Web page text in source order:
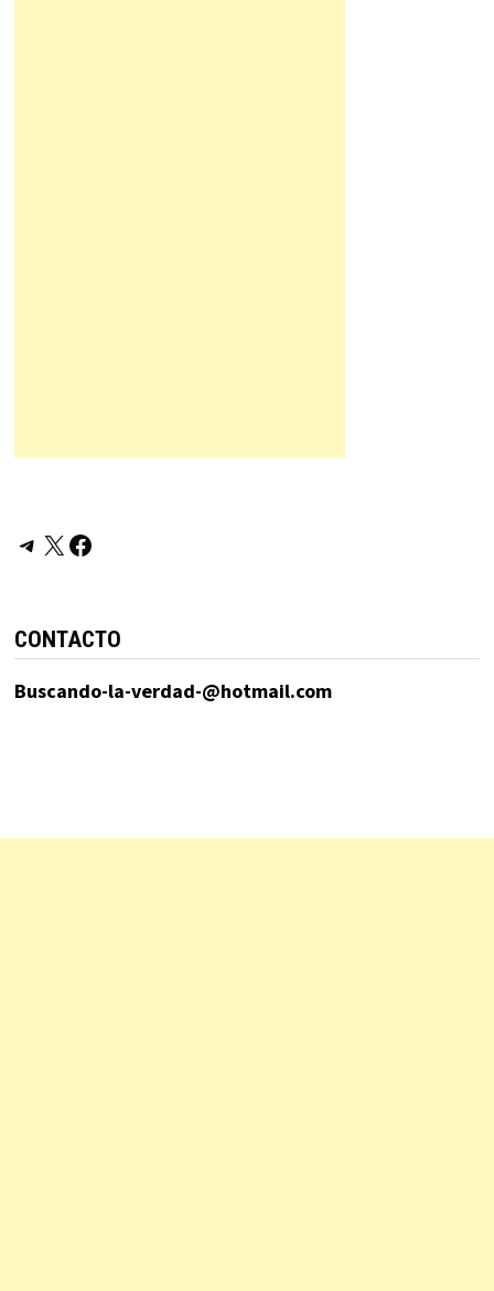
Telegram
X Facebook
CONTACTO
Buscando-la-verdad-@hotmail.com